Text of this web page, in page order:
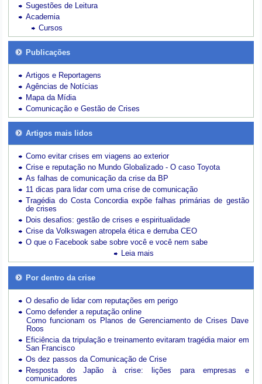
Sugestões de Leitura
Academia
Cursos
Publicações
Artigos e Reportagens
Agências de Notícias
Mapa da Mídia
Comunicação e Gestão de Crises
Artigos mais lidos
Como evitar crises em viagens ao exterior
Crise e reputação no Mundo Globalizado - O caso Toyota
As falhas de comunicação da crise da BP
11 dicas para lidar com uma crise de comunicação
Tragédia do Costa Concordia expõe falhas primárias de gestão
de crises
Dois desafios: gestão de crises e espiritualidade
Crise da Volkswagen atropela ética e derruba CEO
O que o Facebook sabe sobre você e você nem sabe
Leia mais
Por dentro da crise
O desafio de lidar com reputações em perigo
Como defender a reputação online
Como funcionam os Planos de Gerenciamento de Crises Dave
Roos
Eficiência da tripulação e treinamento evitaram tragédia maior em
San Francisco
Os dez passos da Comunicação de Crise
Resposta do Japão à crise: lições para empresas e
comunicadores